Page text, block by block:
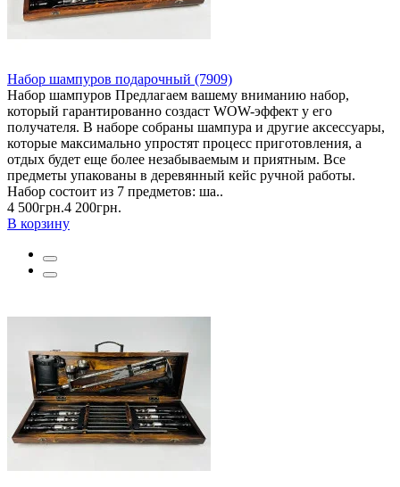
Набор шампуров подарочный (7909)
Набор шампуров Предлагаем вашему вниманию набор,
который гарантированно создаст WOW-эффект у его
получателя. В наборе собраны шампура и другие аксессуары,
которые максимально упростят процесс приготовления, а
отдых будет еще более незабываемым и приятным. Все
предметы упакованы в деревянный кейс ручной работы.
Набор состоит из 7 предметов: ша..
4 500грн.4 200грн.
В корзину